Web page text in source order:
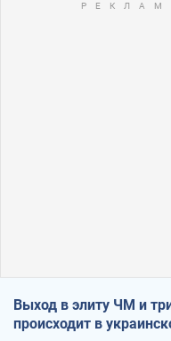
Выход в элиту ЧМ и
происходит в